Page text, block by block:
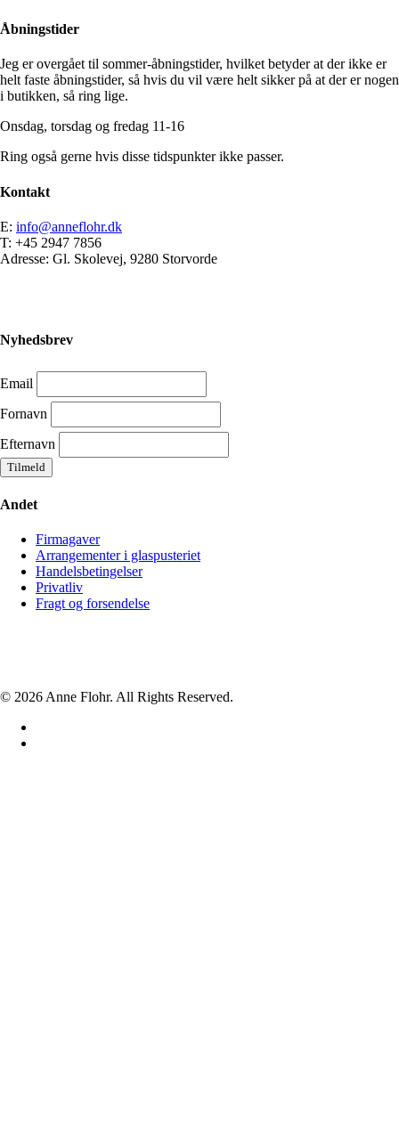
Åbningstider
Jeg er overgået til sommer-åbningstider, hvilket betyder at der ikke er
helt faste åbningstider, så hvis du vil være helt sikker på at der er nogen
i butikken, så ring lige.
Onsdag, torsdag og fredag 11-16
Ring også gerne hvis disse tidspunkter ikke passer.
Kontakt
E: info@anneflohr.dk
T: +45 2947 7856
Adresse: Gl. Skolevej, 9280 Storvorde
Nyhedsbrev
Email
Fornavn
Efternavn
Andet
Firmagaver
Arrangementer i glaspusteriet
Handelsbetingelser
Privatliv
Fragt og forsendelse
© 2026 Anne Flohr. All Rights Reserved.